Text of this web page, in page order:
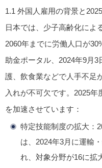
1.1 外国人雇用の背景と
日本では、少子高齢化によ
2060年までに労働人口が
助金ポータル、2024年9月
護、飲食業などで人手不足
入れが不可欠です。2025
を加速させています：
特定技能制度の拡大 ：
は、2024年3月に運輸
れ、対象分野が16に拡